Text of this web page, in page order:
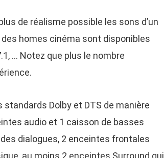
de réalisme possible les sons d’un
homes cinéma sont disponibles
… Notez que plus le nombre
Dolby et DTS de manière
audio et 1 caisson de basses
dialogues, 2 enceintes frontales
au moins 2 enceintes Surround qui